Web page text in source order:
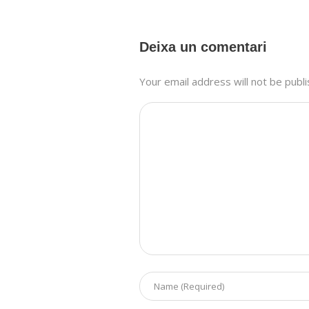
Deixa un comentari
Your email address will not be